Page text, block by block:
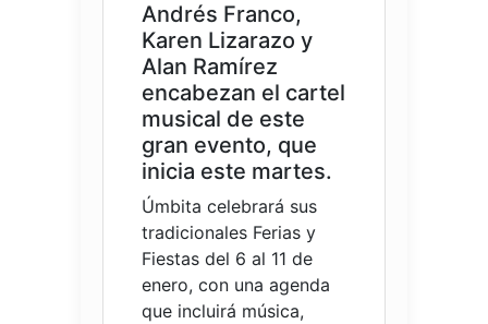
Andrés Franco,
Karen Lizarazo y
Alan Ramírez
encabezan el cartel
musical de este
gran evento, que
inicia este martes.
Úmbita celebrará sus
tradicionales Ferias y
Fiestas del 6 al 11 de
enero, con una agenda
que incluirá música,